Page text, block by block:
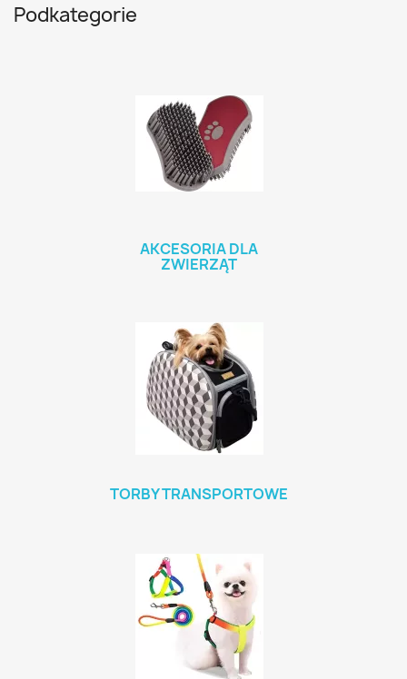
Podkategorie
AKCESORIA DLA
ZWIERZĄT
TORBY TRANSPORTOWE